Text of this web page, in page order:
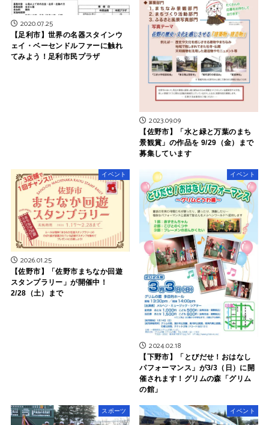
2020.07.25
【足利市】世界の名器スタインウ
ェイ・ベーセンドルファーに触れ
てみよう！足利市民プラザ
2023.09.09
【佐野市】「水と緑と万葉のまち
景観賞」の作品を 9/29（金）まで
募集しています
イベント
2026.01.25
【佐野市】「佐野市まちなか回遊
スタンプラリー」が開催中！
2/28（土）まで
イベント
2024.02.18
【下野市】「とびだせ！おはなし
パフォーマンス」が3/3（日）に開
催されます！グリムの森「グリム
の館」
スポーツ イベント